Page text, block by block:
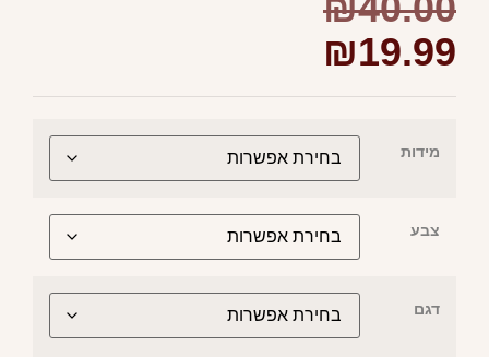
₪19.99
מידות
צבע
דגם